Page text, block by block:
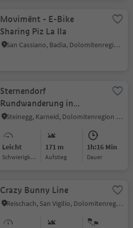
Movimënt - E-Bike
Sharing Piz La Ila
San Cassiano, Badia, Dolomitenregion Alta Badia
Sternendorf
Rundwanderung in
Steinegg im Winter
Steinegg, Karneid, Dolomitenregion Eggental
Leicht
Schwierigkeitsgrad
171 m
Aufstieg
1h:16 Min
Dauer
Crazy Bunny Line
Reischach, San Vigilio, Dolomitenregion Kronplatz